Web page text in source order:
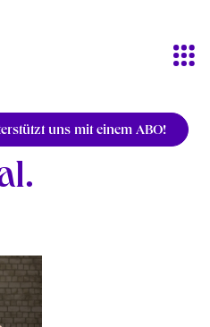
uns mit einem ABO!